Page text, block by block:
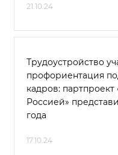
21.10.24
Трудоустройство
профориентация
кадров:
Россией»
года
17.10.24